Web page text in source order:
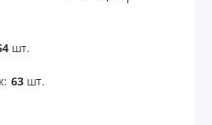
шт.
63шт.